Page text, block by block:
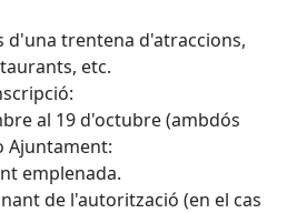
d'una trentena d'atraccions,
etc.
al 19 d'octubre (ambdós
Ajuntament:
emplenada.
de l'autorització (en el cas